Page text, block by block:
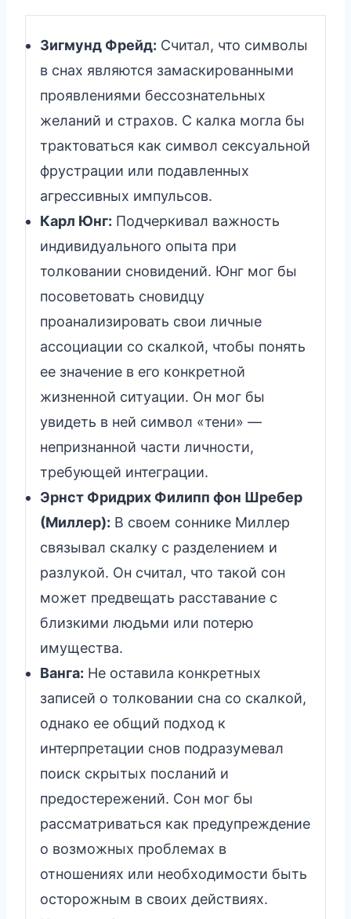
Зигмунд Фрейд: Считал, что символы
в снах являются замаскированными
проявлениями бессознательных
желаний и страхов. С калка могла бы
трактоваться как символ сексуальной
фрустрации или подавленных
агрессивных импульсов.
Карл Юнг: Подчеркивал важность
индивидуального опыта при
толковании сновидений. Юнг мог бы
посоветовать сновидцу
проанализировать свои личные
ассоциации со скалкой, чтобы понять
ее значение в его конкретной
жизненной ситуации. Он мог бы
увидеть в ней символ «тени» —
непризнанной части личности,
требующей интеграции.
Эрнст Фридрих Филипп фон Шребер
(Миллер): В своем соннике Миллер
связывал скалку с разделением и
разлукой. Он считал, что такой сон
может предвещать расставание с
близкими людьми или потерю
имущества.
Ванга: Не оставила конкретных
записей о толковании сна со скалкой,
однако ее общий подход к
интерпретации снов подразумевал
поиск скрытых посланий и
предостережений. Сон мог бы
рассматриваться как предупреждение
о возможных проблемах в
отношениях или необходимости быть
осторожным в своих действиях.